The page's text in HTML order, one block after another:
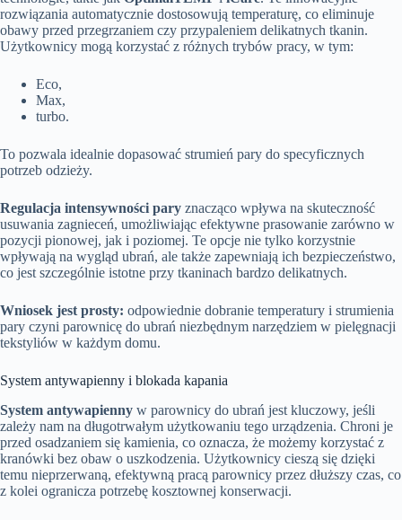
rozwiązania automatycznie dostosowują temperaturę, co eliminuje
obawy przed przegrzaniem czy przypaleniem delikatnych tkanin.
Użytkownicy mogą korzystać z różnych trybów pracy, w tym:
Eco,
Max,
turbo.
To pozwala idealnie dopasować strumień pary do specyficznych
potrzeb odzieży.
Regulacja intensywności pary znacząco wpływa na skuteczność
usuwania zagnieceń, umożliwiając efektywne prasowanie zarówno w
pozycji pionowej, jak i poziomej. Te opcje nie tylko korzystnie
wpływają na wygląd ubrań, ale także zapewniają ich bezpieczeństwo,
co jest szczególnie istotne przy tkaninach bardzo delikatnych.
Wniosek jest prosty: odpowiednie dobranie temperatury i strumienia
pary czyni parownicę do ubrań niezbędnym narzędziem w pielęgnacji
tekstyliów w każdym domu.
System antywapienny i blokada kapania
System antywapienny w parownicy do ubrań jest kluczowy, jeśli
zależy nam na długotrwałym użytkowaniu tego urządzenia. Chroni je
przed osadzaniem się kamienia, co oznacza, że możemy korzystać z
kranówki bez obaw o uszkodzenia. Użytkownicy cieszą się dzięki
temu nieprzerwaną, efektywną pracą parownicy przez dłuższy czas, co
z kolei ogranicza potrzebę kosztownej konserwacji.